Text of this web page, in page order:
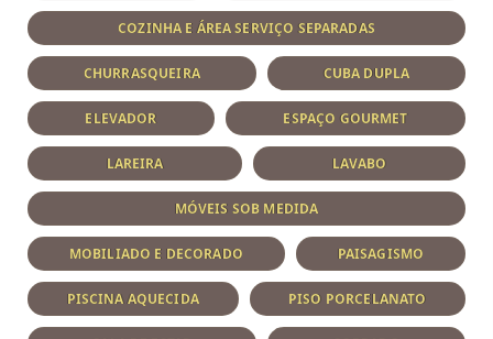
COZINHA E ÁREA SERVIÇO SEPARADAS
CHURRASQUEIRA CUBA DUPLA
ELEVADOR ESPAÇO GOURMET
LAREIRA LAVABO
MÓVEIS SOB MEDIDA
MOBILIADO E DECORADO PAISAGISMO
PISCINA AQUECIDA PISO PORCELANATO